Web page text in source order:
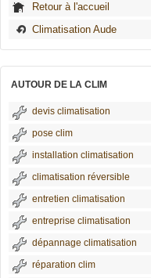
Retour à l'accueil
Climatisation Aude
AUTOUR DE LA CLIM
devis climatisation
pose clim
installation climatisation
climatisation réversible
entretien climatisation
entreprise climatisation
dépannage climatisation
réparation clim